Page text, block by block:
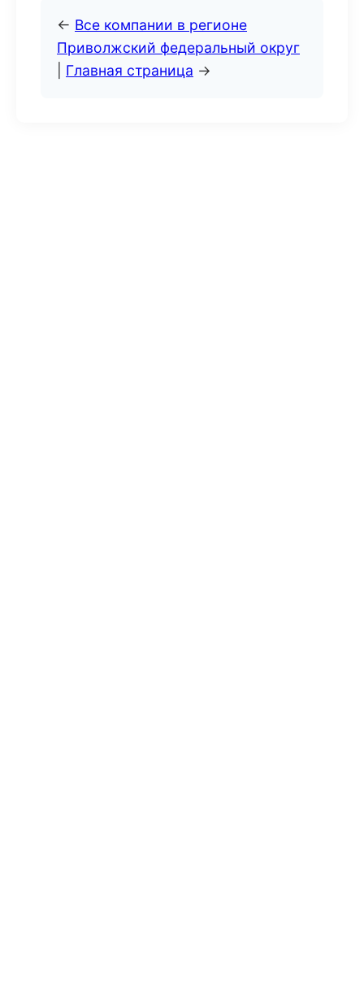
← Все компании в регионе
Приволжский федеральный округ
Главная страница →